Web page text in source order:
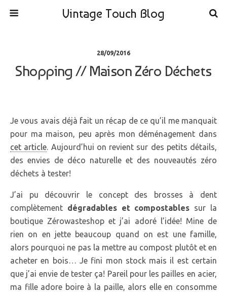
Vintage Touch Blog
28/09/2016
Shopping // Maison Zéro Déchets
Je vous avais déjà fait un récap de ce qu’il me manquait
pour ma maison, peu après mon déménagement dans
cet article. Aujourd’hui on revient sur des petits détails,
des envies de déco naturelle et des nouveautés zéro
déchets à tester!
J’ai pu découvrir le concept des brosses à dent
complètement dégradables et compostables sur la
boutique Zérowasteshop et j’ai adoré l’idée! Mine de
rien on en jette beaucoup quand on est une famille,
alors pourquoi ne pas la mettre au compost plutôt et en
acheter en bois… Je fini mon stock mais il est certain
que j’ai envie de tester ça! Pareil pour les pailles en acier,
ma fille adore boire à la paille, alors elle en consomme